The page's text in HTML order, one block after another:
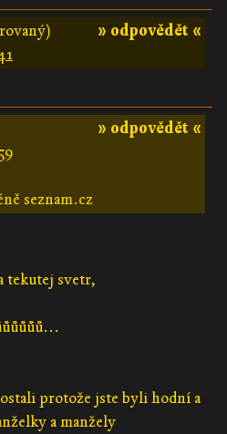
» odpovědět «
» odpovědět «
seznam.cz
tekutej svetr,
protože jste byli hodní a
a manžely